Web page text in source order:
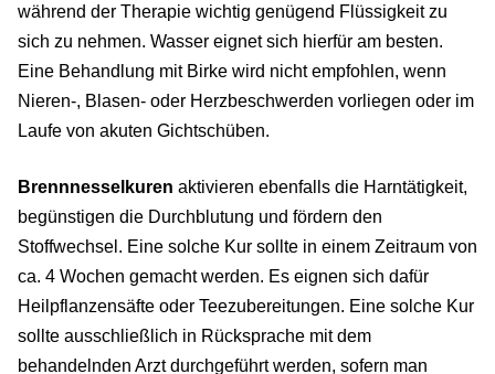
während der Therapie wichtig genügend Flüssigkeit zu
sich zu nehmen. Wasser eignet sich hierfür am besten.
Eine Behandlung mit Birke wird nicht empfohlen, wenn
Nieren-, Blasen- oder Herzbeschwerden vorliegen oder im
Laufe von akuten Gichtschüben.
Brennnesselkuren aktivieren ebenfalls die Harntätigkeit,
begünstigen die Durchblutung und fördern den
Stoffwechsel. Eine solche Kur sollte in einem Zeitraum von
ca. 4 Wochen gemacht werden. Es eignen sich dafür
Heilpflanzensäfte oder Teezubereitungen. Eine solche Kur
sollte ausschließlich in Rücksprache mit dem
behandelnden Arzt durchgeführt werden, sofern man